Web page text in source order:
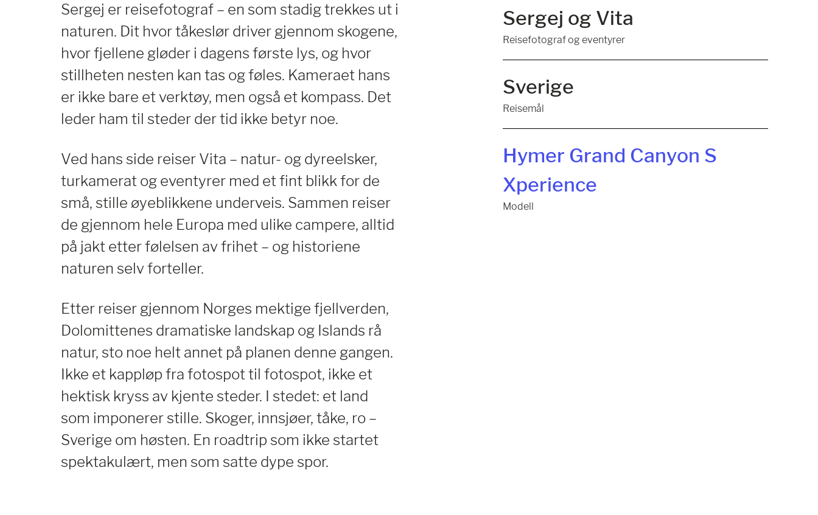
Sergej er reisefotograf – en som stadig trekkes ut i
naturen. Dit hvor tåkeslør driver gjennom skogene,
hvor fjellene gløder i dagens første lys, og hvor
stillheten nesten kan tas og føles. Kameraet hans
er ikke bare et verktøy, men også et kompass. Det
leder ham til steder der tid ikke betyr noe.
Ved hans side reiser Vita – natur- og dyreelsker,
turkamerat og eventyrer med et fint blikk for de
små, stille øyeblikkene underveis. Sammen reiser
de gjennom hele Europa med ulike campere, alltid
på jakt etter følelsen av frihet – og historiene
naturen selv forteller.
Etter reiser gjennom Norges mektige fjellverden,
Dolomittenes dramatiske landskap og Islands rå
natur, sto noe helt annet på planen denne gangen.
Ikke et kappløp fra fotospot til fotospot, ikke et
hektisk kryss av kjente steder. I stedet: et land
som imponerer stille. Skoger, innsjøer, tåke, ro –
Sverige om høsten. En roadtrip som ikke startet
spektakulært, men som satte dype spor.
Sergej og Vita
Reisefotograf og eventyrer
Reisemål
Sverige
Modell
Hymer Grand Canyon S
Xperience